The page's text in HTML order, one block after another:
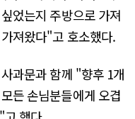
었는지 주방으로 가져
져왔다"고 호소했다.
과문과 함께 "향후 1개
든 손님분들에게 오겹